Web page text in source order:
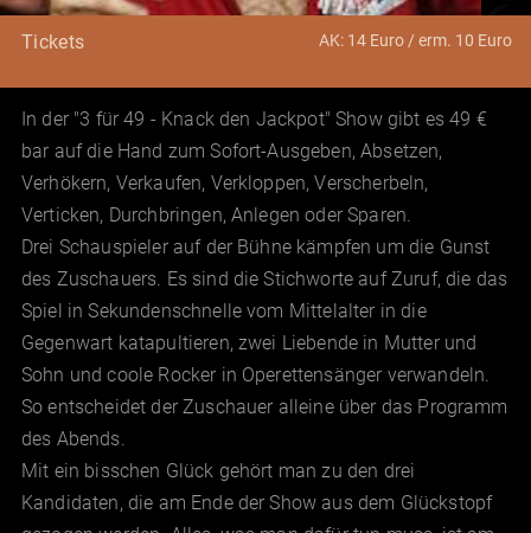
Tickets AK: 14 Euro / erm. 10 Euro
In der "3 für 49 - Knack den Jackpot" Show gibt es 49 €
bar auf die Hand zum Sofort-Ausgeben, Absetzen,
Verhökern, Verkaufen, Verkloppen, Verscherbeln,
Verticken, Durchbringen, Anlegen oder Sparen.
Drei Schauspieler auf der Bühne kämpfen um die Gunst
des Zuschauers. Es sind die Stichworte auf Zuruf, die das
Spiel in Sekundenschnelle vom Mittelalter in die
Gegenwart katapultieren, zwei Liebende in Mutter und
Sohn und coole Rocker in Operettensänger verwandeln.
So entscheidet der Zuschauer alleine über das Programm
des Abends.
Mit ein bisschen Glück gehört man zu den drei
Kandidaten, die am Ende der Show aus dem Glückstopf